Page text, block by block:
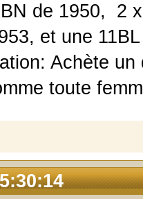
de 1950, 2
et une
Achète un
toute